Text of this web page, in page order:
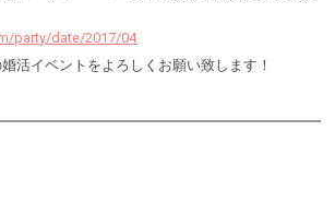
party/date/2017/04
活イベントをよろしくお願い致します！